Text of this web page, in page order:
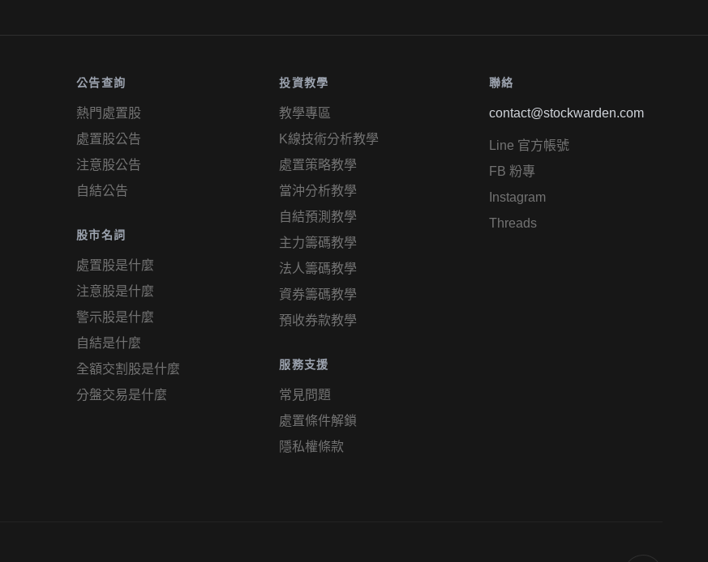
公告查詢
熱門處置股
處置股公告
注意股公告
自結公告
股市名詞
處置股是什麼
注意股是什麼
警示股是什麼
自結是什麼
全額交割股是什麼
分盤交易是什麼
投資教學
教學專區
K線技術分析教學
處置策略教學
當沖分析教學
自結預測教學
主力籌碼教學
法人籌碼教學
資券籌碼教學
預收券款教學
服務支援
常見問題
處置條件解鎖
隱私權條款
聯絡
contact@stockwarden.com
Line 官方帳號
FB 粉專
Instagram
Threads